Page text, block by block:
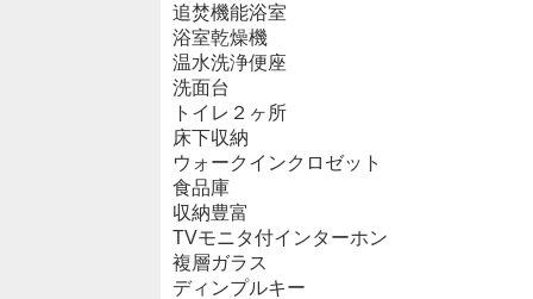
追焚機能浴室
浴室乾燥機
温水洗浄便座
洗面台
トイレ２ヶ所
床下収納
ウォークインクロゼット
食品庫
収納豊富
TVモニタ付インターホン
複層ガラス
ディンプルキー